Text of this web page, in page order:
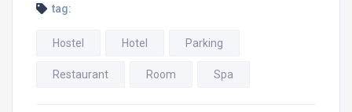
tag:
Hostel Hotel Parking
Restaurant Room Spa